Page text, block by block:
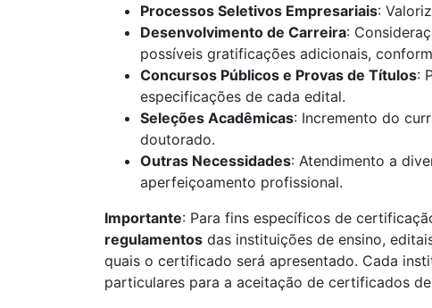
Processos Seletivos Empresariais:
Desenvolvimento de Carreira:
possíveis gratificações adicionais,
Concursos Públicos e Provas de Títulos:
especificações de cada edital.
Seleções Acadêmicas: Incremento do
doutorado.
Outras Necessidades: Atendimento a
aperfeiçoamento profissional.
Importante: Para fins específicos de
regulamentos das instituições de ensino,
quais o certificado será apresentado. Cada
particulares para a aceitação de certificados